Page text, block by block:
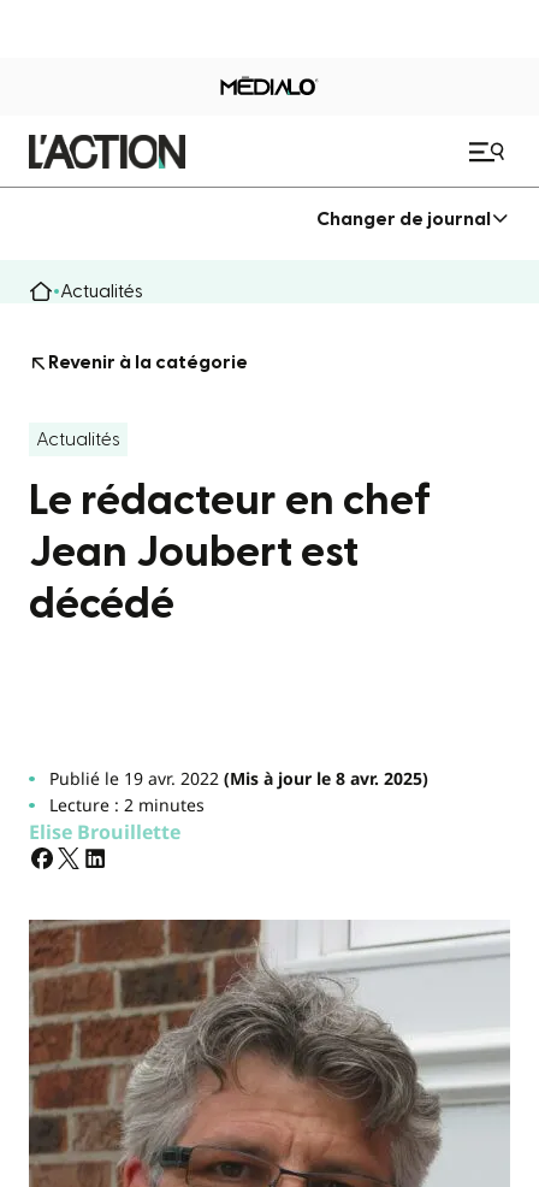
Changer de journal
Actualités
Revenir à la catégorie
Actualités
Le rédacteur en chef
Jean Joubert est
décédé
Publié le 19 avr. 2022(Mis à jour le 8 avr. 2025)
Lecture : 2 minutes
Elise Brouillette